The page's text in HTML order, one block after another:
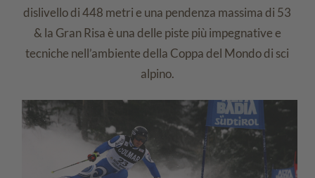
dislivello di 448 metri e una pendenza massima di 53
& la Gran Risa è una delle piste più impegnative e
tecniche nell’ambiente della Coppa del Mondo di sci
alpino.